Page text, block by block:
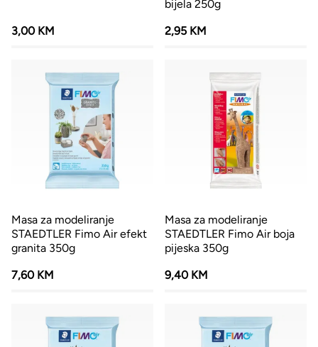
3,00 KM
bijela 250g
2,95 KM
Masa za modeliranje
STAEDTLER Fimo Air efekt
granita 350g
7,60 KM
Masa za modeliranje
STAEDTLER Fimo Air boja
pijeska 350g
9,40 KM